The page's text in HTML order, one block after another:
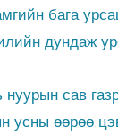
бага
дундаж
нуурын сав
усны өөрөө